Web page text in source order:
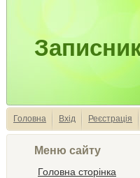
Головна Вхід Реєстрація
Меню сайту
Головна сторінка